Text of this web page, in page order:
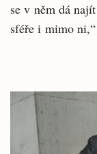
se v něm dá
sféře i mimo
články